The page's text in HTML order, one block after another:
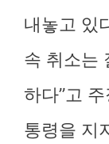
내놓고 있
속 취소는
하다”고
통령을 지